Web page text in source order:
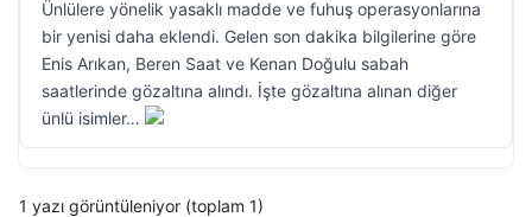
Ünlülere yönelik yasaklı madde ve fuhuş operasyonlarına
bir yenisi daha eklendi. Gelen son dakika bilgilerine göre
Enis Arıkan, Beren Saat ve Kenan Doğulu sabah
saatlerinde gözaltına alındı. İşte gözaltına alınan diğer
ünlü isimler…
1 yazı görüntüleniyor (toplam 1)